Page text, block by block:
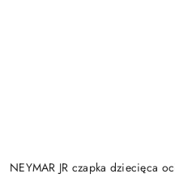
NEYMAR JR czapka dziecięca